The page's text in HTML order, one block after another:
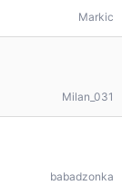
Markic
Milan_031
babadzonka